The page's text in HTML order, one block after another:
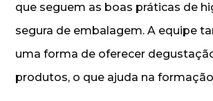
que seguem as boas práticas de
segura de embalagem. A equipe
uma forma de oferecer
produtos, o que ajuda na